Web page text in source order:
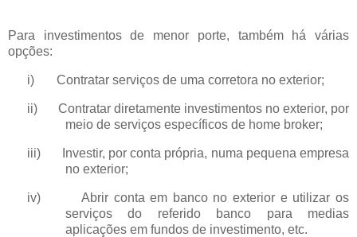
Para investimentos de menor porte, também há várias
opções:
i) Contratar serviços de uma corretora no exterior;
ii)
Contratar diretamente investimentos no exterior, por
meio de serviços específicos de home broker;
iii)
Investir, por conta própria, numa pequena empresa
no exterior;
iv)
Abrir conta em banco no exterior e utilizar os
serviços do referido banco para medias
aplicações em fundos de investimento, etc.